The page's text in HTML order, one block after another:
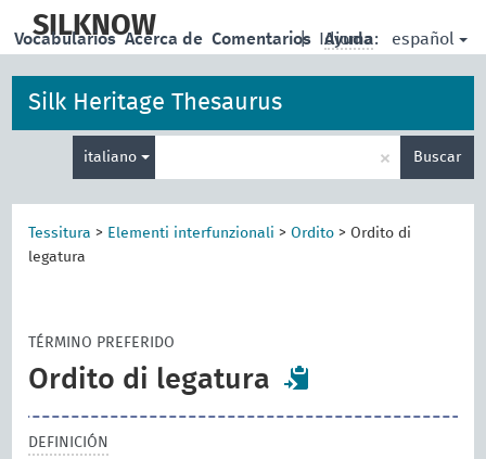
main
SILKNOW | Idioma: español
Vocabularios Acerca de Comentarios Ayuda
Silk Heritage Thesaurus
italiano × Buscar
Tessitura > Elementi interfunzionali >Ordito > Ordito di
legatura
TÉRMINO PREFERIDO
Ordito di legatura
DEFINICIÓN